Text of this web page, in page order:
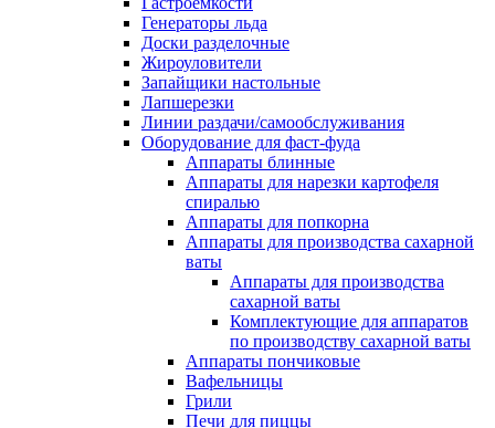
Генераторы льда
Доски разделочные
Жироуловители
Запайщики настольные
Лапшерезки
Линии раздачи/самообслуживания
Оборудование для фаст-фуда
Аппараты блинные
Аппараты для нарезки картофеля
спиралью
Аппараты для попкорна
Аппараты для производства сахарной
ваты
Аппараты для производства
сахарной ваты
Комплектующие для аппаратов
по производству сахарной ваты
Аппараты пончиковые
Вафельницы
Грили
Печи для пиццы